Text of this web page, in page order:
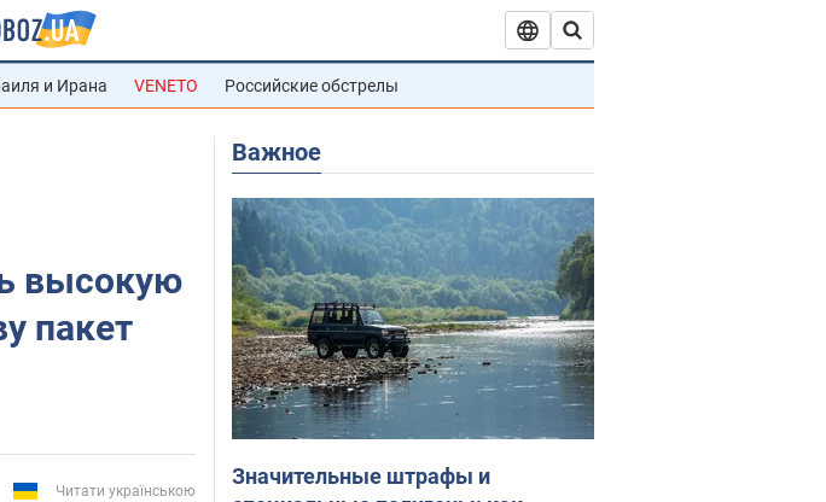
и Ирана VENETO Российские обстрелы
высокую
пакет
Читати українською
Важное
Значительные штрафы и